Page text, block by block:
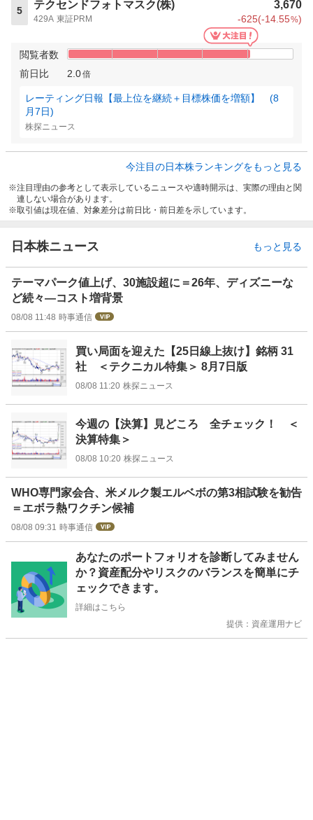
5
テクセンドフォトマスク(株) 3,670
429A 東証PRM -625(-14.55%)
閲覧者数
前日比
2.0倍
レーティング日報【最上位を継続＋目標株価を増額】 (8
月7日)
株探ニュース
今注目の日本株ランキングをもっと見る
注目理由の参考として表示しているニュースや適時開示は、実際の理由と関
連しない場合があります。
取引値は現在値、対象差分は前日比・前日差を示しています。
日本株ニュース もっと見る
テーマパーク値上げ、30施設超に＝26年、ディズニーな
ど続々―コスト増背景
08/08 11:48 時事通信
買い局面を迎えた【25日線上抜け】銘柄 31
社 ＜テクニカル特集＞ 8月7日版
08/08 11:20 株探ニュース
今週の【決算】見どころ 全チェック！ ＜
決算特集＞
08/08 10:20 株探ニュース
WHO専門家会合、米メルク製エルベボの第3相試験を勧告
＝エボラ熱ワクチン候補
08/08 09:31 時事通信
あなたのポートフォリオを診断してみません
か？資産配分やリスクのバランスを簡単にチ
ェックできます。
詳細はこちら
提供：資産運用ナビ